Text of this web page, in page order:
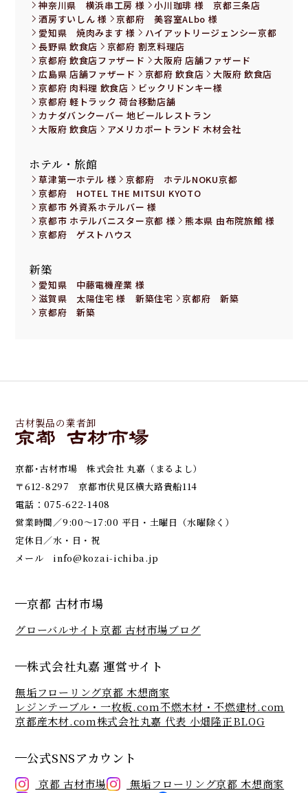
神奈川県 横浜串工房 様
小川珈琲 様 京都三条店
酒房すいしん 様
京都府 美容室ALbo 様
愛知県 焼肉みます 様
ハイアットリージェンシー京都
長野県 飲食店
京都府 割烹料理店
京都府 飲食店ファザード
大阪府 店舗ファザード
広島県 店舗ファザード
京都府 飲食店
大阪府 飲食店
京都府 肉料理 飲食店
ビックリドンキー様
京都府 軽トラック 荷台移動店舗
カナダバンクーバー 地ビールレストラン
大阪府 飲食店
アメリカポートランド 木材会社
ホテル・旅館
草津第一ホテル 様
京都府 ホテルNOKU京都
京都府 HOTEL THE MITSUI KYOTO
京都市 外資系ホテルバー 様
京都市 ホテルバニスター京都 様
熊本県 由布院旅館 様
京都府 ゲストハウス
新築
愛知県 中藤電機産業 様
滋賀県 太陽住宅 様 新築住宅
京都府 新築
京都府 新築
古材製品の業者卸
京都･古材市場 株式会社 丸嘉（まるよし）
〒612-8297 京都市伏見区横大路貴船114
電話： 075-622-1408
営業時間／9:00～17:00 平日・土曜日（水曜除く）
定休日／水・日・祝
メール info@kozai-ichiba.jp
京都 古材市場
グローバルサイト京都 古材市場ブログ
株式会社丸嘉 運営サイト
無垢フローリング京都 木想商家
レジンテーブル・一枚板.com不燃木材・不燃建材.com
京都産木材.com株式会社丸嘉 代表 小畑隆正BLOG
公式SNSアカウント
京都 古材市場
無垢フローリング京都 木想商家